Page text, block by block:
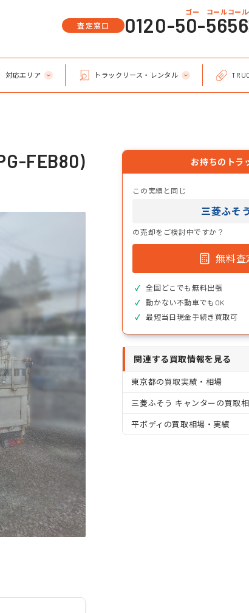
査定窓口
ゴー コールコール
0120-50-5656
対応エリア トラックリース・レンタル
FEB80)
お持ちのトラ
この実績と同じ
三菱ふそ
の売却をご検討中ですか？
無料査
全国どこでも無料出張
動かない不動車でもOK
最短当日現金手続き買取可
関連する買取情報を見る
東京都の買取実績・相場
三菱ふそう キャンターの買取
平ボディの買取相場・実績